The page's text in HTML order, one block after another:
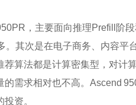
，主要面向推理Prefill阶
。其次是在电子商务、内容
算法都是计算密集型，对计
需求相对也不高。Ascend
资。